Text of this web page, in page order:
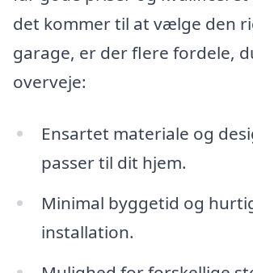
det kommer til at vælge den
garage, er der flere fordele,
overveje:
Ensartet materiale og
passer til dit hjem.
Minimal byggetid og
installation.